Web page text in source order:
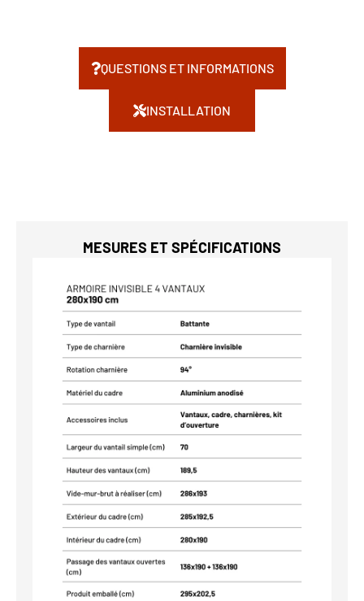
QUESTIONS ET INFORMATIONS
INSTALLATION
MESURES ET SPÉCIFICATIONS